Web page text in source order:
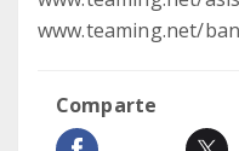
www.teaming.net/
Comparte